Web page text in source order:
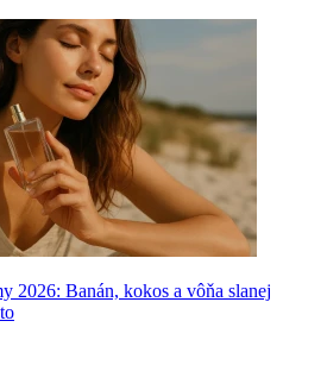
2026: Banán, kokos a vôňa slanej